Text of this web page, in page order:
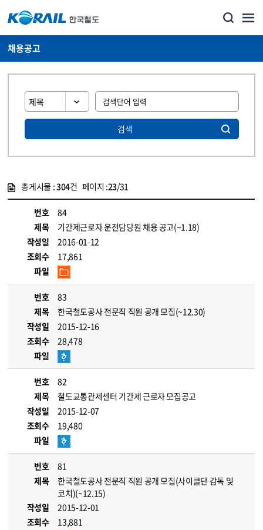
채용공고
검색
총게시물 :304건 페이지 :23/31
번호
84
제목
기간제근로자 운전담당원 채용 공고(~1.18)
작성일
2016-01-12
조회수
17,861
파일
번호
83
제목
한국철도공사 전문직 직원 공개 모집(~12.30)
작성일
2015-12-16
조회수
28,478
파일
번호
82
제목
철도교통관제센터 기간제 근로자 모집공고
작성일
2015-12-07
조회수
19,480
파일
번호
81
제목
한국철도공사 전문직 직원 공개 모집(사이클단 감독 및
코치)(~12.15)
작성일
2015-12-01
조회수
13,881